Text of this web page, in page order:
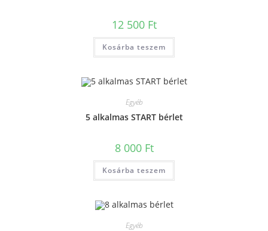
12 500 Ft
Kosárba teszem
Egyéb
5 alkalmas START bérlet
8 000 Ft
Kosárba teszem
Egyéb